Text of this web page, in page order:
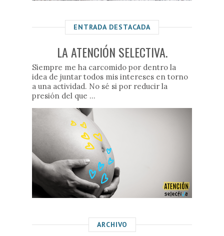
ENTRADA DESTACADA
LA ATENCIÓN SELECTIVA.
Siempre me ha carcomido por dentro la
idea de juntar todos mis intereses en torno
a una actividad. No sé si por reducir la
presión del que ...
ARCHIVO